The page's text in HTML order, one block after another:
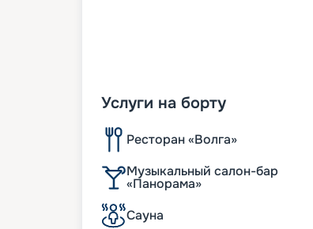
Услуги на борту
Ресторан «Волга»
Музыкальный салон-бар
«Панорама»
Сауна